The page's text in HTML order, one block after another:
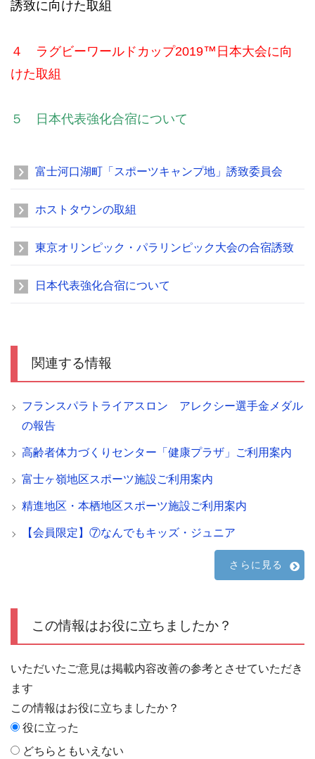
誘致に向けた取組
４ ラグビーワールドカップ2019™ 日本大会に向
けた取組
５ 日本代表強化合宿について
富士河口湖町「スポーツキャンプ地」誘致委員会
ホストタウンの取組
東京オリンピック・パラリンピック大会の合宿誘致
日本代表強化合宿について
関連する情報
フランスパラトライアスロン アレクシー選手金メダル
の報告
高齢者体力づくりセンター「健康プラザ」ご利用案内
富士ヶ嶺地区スポーツ施設ご利用案内
精進地区・本栖地区スポーツ施設ご利用案内
【会員限定】⑦なんでもキッズ・ジュニア
さらに見る
この情報はお役に立ちましたか？
いただいたご意見は掲載内容改善の参考とさせていただき
ます
この情報はお役に立ちましたか？
役に立った
どちらともいえない